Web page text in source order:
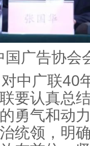
国广告协会
中广联40
要认真总
勇气和动
统领，明